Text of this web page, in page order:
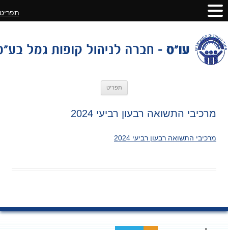
תפריט
מרכיבי התשואה רבעון רביעי 2024
מרכיבי התשואה רבעון רביעי 2024
תפריט